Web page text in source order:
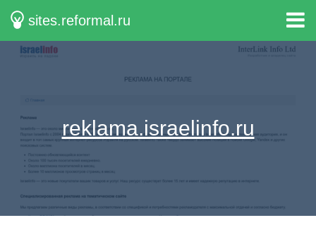
sites.reformal.ru
reklama.israelinfo.ru